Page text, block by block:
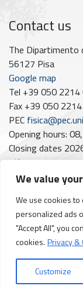
We value
We use cookies
personalized ads
"Accept All", you
cookies. Privacy &
Customize
Contact us
The Dipartimento
56127 Pisa
Google map
Tel +39 050
Fax +39 050
PEC
Opening hours:
Closing dates
7th
Follow us on
Facebook
Instagram
YouTube
https://www.linkedin.com/company/
© 2026